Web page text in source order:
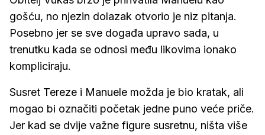
gošću, no njezin dolazak otvorio je niz pitanja.
Posebno jer se sve događa upravo sada, u
trenutku kada se odnosi među likovima ionako
kompliciraju.
Susret Tereze i Manuele možda je bio kratak, ali
mogao bi označiti početak jedne puno veće priče.
Jer kad se dvije važne figure susretnu, ništa više